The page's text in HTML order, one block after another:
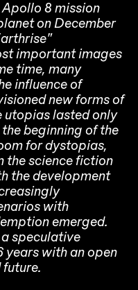
8 mission
on December
important images
time, many
influence of
new forms of
utopias lasted only
beginning of the
for dystopias,
the science fiction
the development
with
emerged.
speculative
years with an open